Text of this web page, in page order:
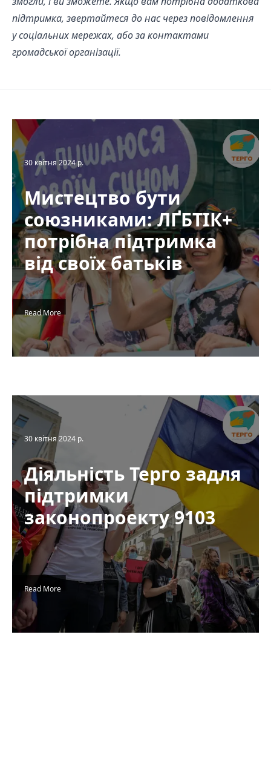
підтримка, звертайтеся до нас через повідомлення
у соціальних мережах, або за контактами
громадської організації.
30 квітня 2024 р.
Мистецтво бути
союзниками: ЛҐБТІК+
потрібна підтримка
від своїх батьків
Read More
30 квітня 2024 р.
Діяльність Терго задля
підтримки
законопроекту 9103
Read More